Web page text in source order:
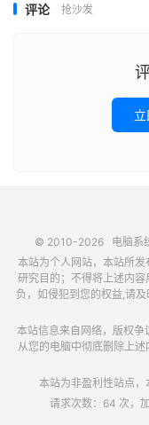
评论 抢沙发
© 2010-2026 电脑系
本站为个人网站，本站所
研究目的；不得将上述内
负，如侵犯到您的权益,请
本站信息来自网络，版权争
从您的电脑中彻底删除上
本站为非盈利性站点，
请求次数：64 次，